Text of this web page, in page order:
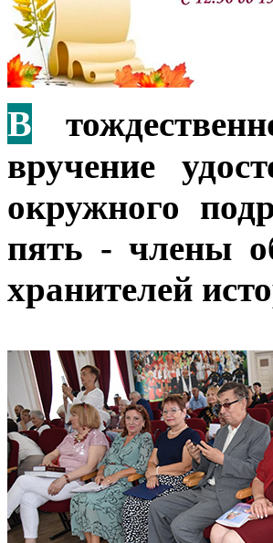
В
вручение
окружного
пять - члены
хранителей